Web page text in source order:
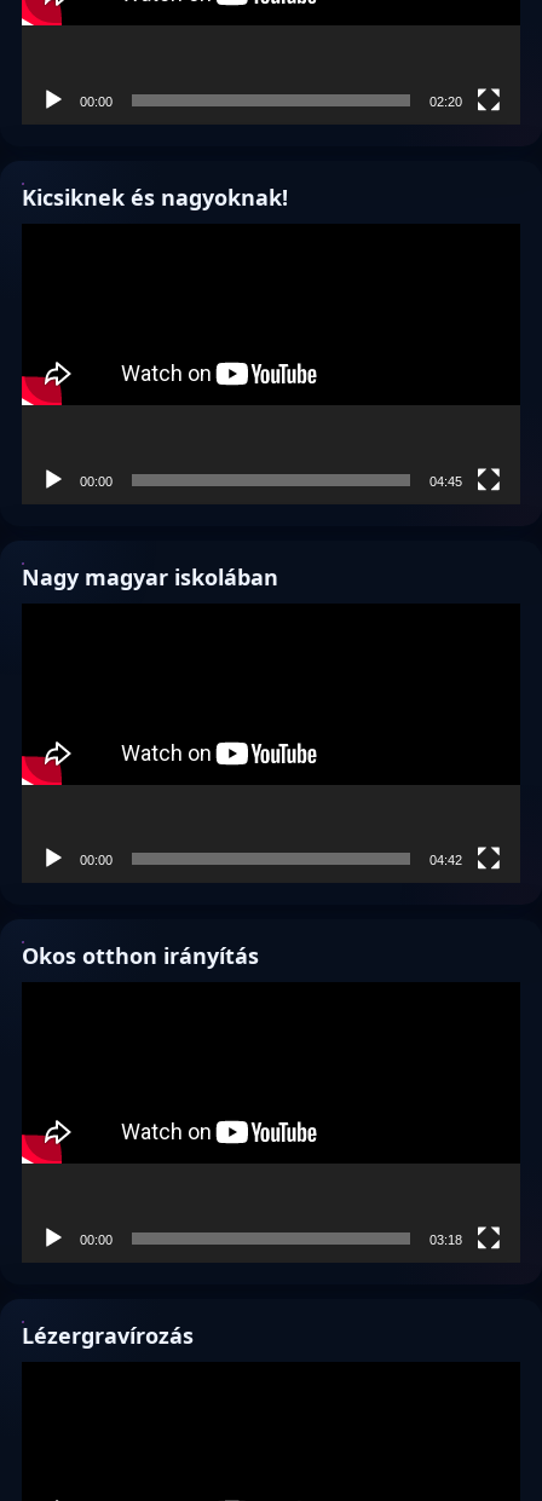
00:00 02:20
Kicsiknek és nagyoknak!
00:00 04:45
Nagy magyar iskolában
00:00 04:42
Okos otthon irányítás
00:00 03:18
Lézergravírozás